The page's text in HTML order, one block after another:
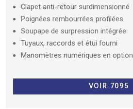
Clapet anti-retour surdimensionné
Poignées rembourrées profilées
Soupape de surpression intégrée
Tuyaux, raccords et étui fourni
Manomètres numériques en option
VOIR 7095